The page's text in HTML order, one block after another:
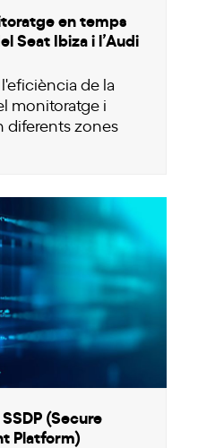
en temps
Seat Ibiza i l’Audi
de la
monitoratge i
diferents zones
(Secure
Platform)